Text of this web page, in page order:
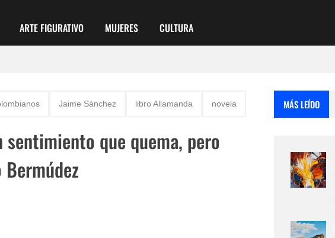
ARTE FIGURATIVO MUJERES CULTURA
ARMONÍA 2025"
Biryulina Vita
Jaime Sánchez libro Allamanda novela
sentimiento que quema, pero
MÁS LEÍDO